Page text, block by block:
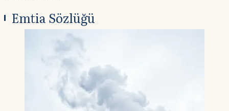
Emtia Sözlüğü